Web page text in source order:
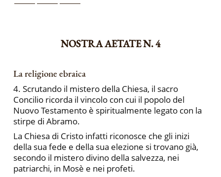
NOSTRA AETATE N. 4
La religione ebraica
4. Scrutando il mistero della Chiesa, il sacro
Concilio ricorda il vincolo con cui il popolo del
Nuovo Testamento è spiritualmente legato con la
stirpe di Abramo.
La Chiesa di Cristo infatti riconosce che gli inizi
della sua fede e della sua elezione si trovano già,
secondo il mistero divino della salvezza, nei
patriarchi, in Mosè e nei profeti.